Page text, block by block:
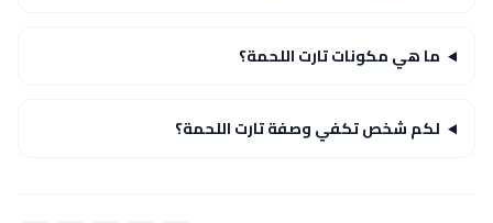
ما هي مكونات تارت اللحمة؟
لكم شخص تكفي وصفة تارت اللحمة؟